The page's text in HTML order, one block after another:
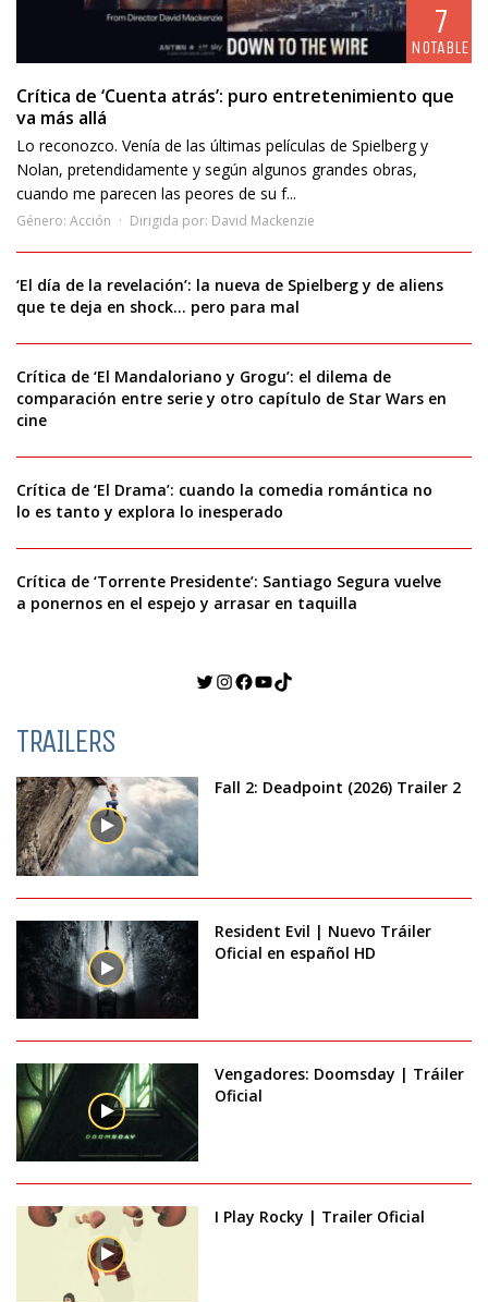
7
NOTABLE
Crítica de ‘Cuenta atrás’: puro entretenimiento que
va más allá
Lo reconozco. Venía de las últimas películas de Spielberg y
Nolan, pretendidamente y según algunos grandes obras,
cuando me parecen las peores de su f...
Género: Acción Dirigida por: David Mackenzie
‘El día de la revelación’: la nueva de Spielberg y de aliens
que te deja en shock… pero para mal
Crítica de ‘El Mandaloriano y Grogu’: el dilema de
comparación entre serie y otro capítulo de Star Wars en
cine
Crítica de ‘El Drama’: cuando la comedia romántica no
lo es tanto y explora lo inesperado
Crítica de ‘Torrente Presidente’: Santiago Segura vuelve
a ponernos en el espejo y arrasar en taquilla
Twitter
Instagram
Facebook
YouTube
TikTok
TRAILERS
Fall 2: Deadpoint (2026) Trailer 2
Resident Evil | Nuevo Tráiler
Oficial en español HD
Vengadores: Doomsday | Tráiler
Oficial
I Play Rocky | Trailer Oficial